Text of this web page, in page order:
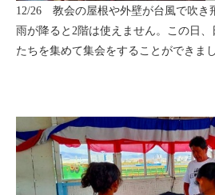
12/26 教会の屋根や外壁が台風で吹き
雨が降ると2階は使えません。この日
たちを集めて集会をすることができまし